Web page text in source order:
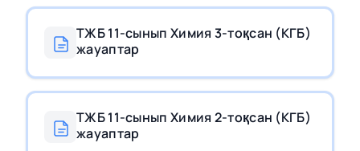
ТЖБ 11-сынып Химия 3-тоқсан (КГБ)
жауаптар
ТЖБ 11-сынып Химия 2-тоқсан (КГБ)
жауаптар